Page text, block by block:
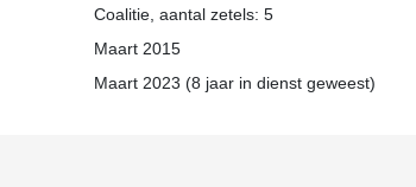
Coalitie , aantal zetels: 5
Maart 2015
Maart 2023 (8 jaar in dienst geweest)